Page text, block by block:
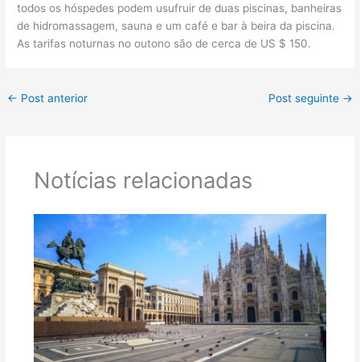
todos os hóspedes podem usufruir de duas piscinas, banheiras
de hidromassagem, sauna e um café e bar à beira da piscina.
As tarifas noturnas no outono são de cerca de US $ 150.
← Post anterior Post seguinte →
Notícias relacionadas